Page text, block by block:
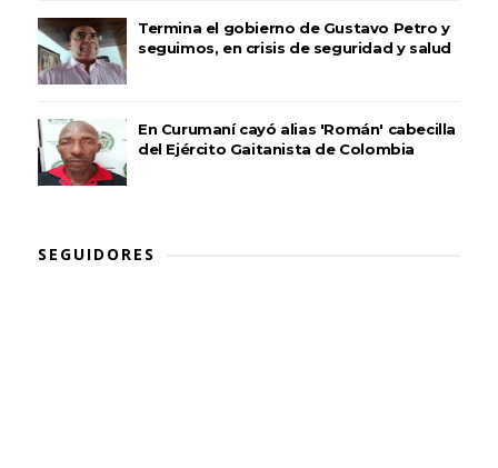
Termina el gobierno de Gustavo Petro y
seguimos, en crisis de seguridad y salud
En Curumaní cayó alias 'Román' cabecilla
del Ejército Gaitanista de Colombia
SEGUIDORES